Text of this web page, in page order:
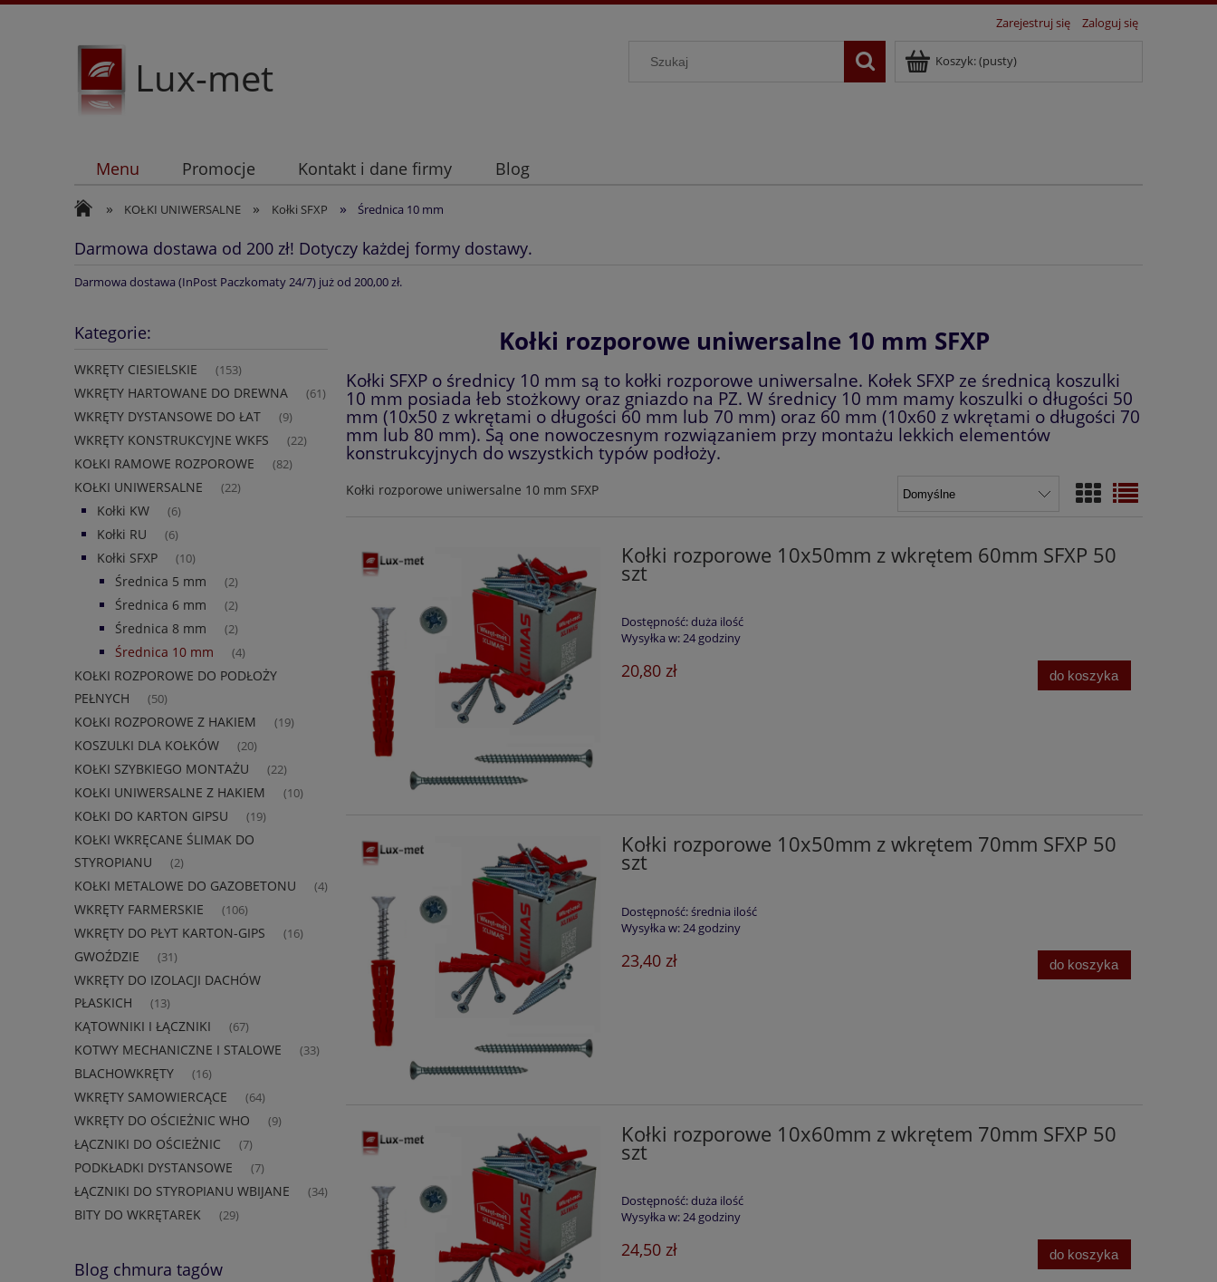
Zarejestruj się Zaloguj się
Lux-met Koszyk:(pusty)
Menu Promocje Kontakt i dane firmy Blog
» KOŁKI UNIWERSALNE » Kołki SFXP » Średnica 10 mm
Darmowa dostawa od 200 zł! Dotyczy każdej formy dostawy.
Darmowa dostawa (InPost Paczkomaty 24/7) już od 200,00 zł.
Kategorie:
WKRĘTY CIESIELSKIE (153)
WKRĘTY HARTOWANE DO DREWNA (61)
WKRĘTY DYSTANSOWE DO ŁAT (9)
WKRĘTY KONSTRUKCYJNE WKFS (22)
KOŁKI RAMOWE ROZPOROWE (82)
KOŁKI UNIWERSALNE (22)
Kołki KW (6)
Kołki RU (6)
Kołki SFXP (10)
Średnica 5 mm (2)
Średnica 6 mm (2)
Średnica 8 mm (2)
Średnica 10 mm (4)
KOŁKI ROZPOROWE DO PODŁOŻY
PEŁNYCH
(50)
KOŁKI ROZPOROWE Z HAKIEM (19)
KOSZULKI DLA KOŁKÓW (20)
KOŁKI SZYBKIEGO MONTAŻU (22)
KOŁKI UNIWERSALNE Z HAKIEM (10)
KOŁKI DO KARTON GIPSU (19)
KOŁKI WKRĘCANE ŚLIMAK DO
STYROPIANU
(2)
KOŁKI METALOWE DO GAZOBETONU (4)
WKRĘTY FARMERSKIE (106)
WKRĘTY DO PŁYT KARTON-GIPS (16)
GWOŹDZIE (31)
WKRĘTY DO IZOLACJI DACHÓW
PŁASKICH
(13)
KĄTOWNIKI I ŁĄCZNIKI (67)
KOTWY MECHANICZNE I STALOWE (33)
BLACHOWKRĘTY (16)
WKRĘTY SAMOWIERCĄCE (64)
WKRĘTY DO OŚCIEŻNIC WHO (9)
ŁĄCZNIKI DO OŚCIEŻNIC (7)
PODKŁADKI DYSTANSOWE (7)
ŁĄCZNIKI DO STYROPIANU WBIJANE (34)
BITY DO WKRĘTAREK (29)
Blog chmura tagów
Kołki rozporowe uniwersalne 10 mm SFXP
Kołki SFXP o średnicy 10 mm są to kołki rozporowe uniwersalne. Kołek SFXP ze średnicą koszulki
10 mm posiada łeb stożkowy oraz gniazdo na PZ. W średnicy 10 mm mamy koszulki o długości 50
mm (10x50 z wkrętami o długości 60 mm lub 70 mm) oraz 60 mm (10x60 z wkrętami o długości 70
mm lub 80 mm). Są one nowoczesnym rozwiązaniem przy montażu lekkich elementów
konstrukcyjnych do wszystkich typów podłoży.
Kołki rozporowe uniwersalne 10 mm SFXP
Kołki rozporowe 10x50mm z wkrętem 60mm SFXP 50
szt
Dostępność:duża ilość
Wysyłka w:24 godziny
20,80 zł do koszyka
Kołki rozporowe 10x50mm z wkrętem 70mm SFXP 50
szt
Dostępność:średnia ilość
Wysyłka w:24 godziny
23,40 zł do koszyka
Kołki rozporowe 10x60mm z wkrętem 70mm SFXP 50
szt
Dostępność:duża ilość
Wysyłka w:24 godziny
24,50 zł do koszyka